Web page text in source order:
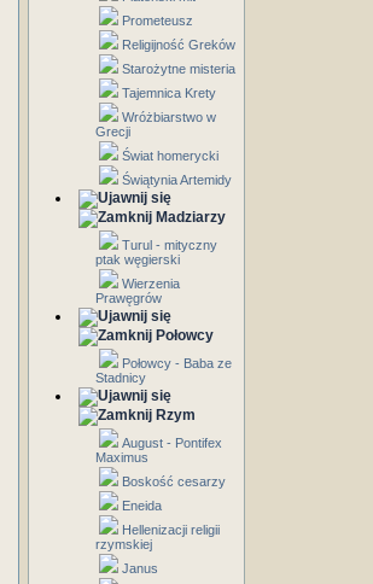
Prometeusz
Religijność Greków
Starożytne misteria
Tajemnica Krety
Wróżbiarstwo w
Grecji
Świat homerycki
Świątynia Artemidy
Madziarzy
Turul - mityczny
ptak węgierski
Wierzenia
Prawęgrów
Połowcy
Połowcy - Baba ze
Stadnicy
Rzym
August - Pontifex
Maximus
Boskość cesarzy
Eneida
Hellenizacji religii
rzymskiej
Janus